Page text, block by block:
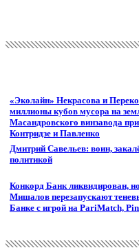
«Эколайн» Некрасова и
миллионы кубов мусора на
Масандровского винзавода
Контридзе и Павленко
Дмитрий Савельев: воин,
политикой
Конкорд Банк ликвидирован,
Мишалов перезапускают
Банке с игрой на PariMatch,